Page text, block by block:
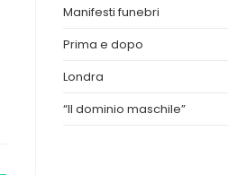
Manifesti funebri
Prima e dopo
Londra
“Il dominio maschile”